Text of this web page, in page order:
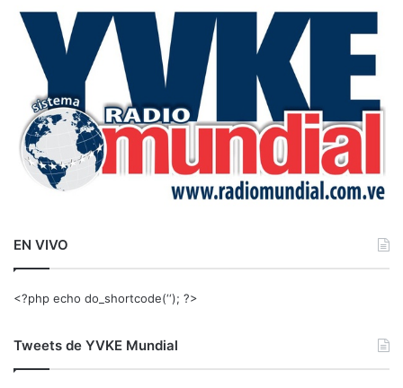
a
EN VIVO
<?php echo do_shortcode(‘‘); ?>
Tweets de YVKE Mundial